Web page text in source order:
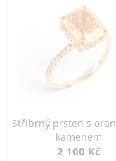
Stříbrný prsten s
kamenem
2 100 Kč